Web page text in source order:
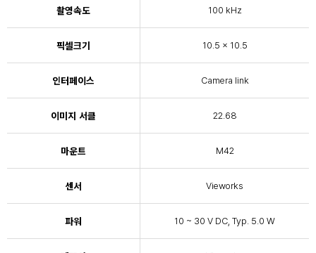
촬영속도 100 kHz
픽셀크기 10.5 x 10.5
인터페이스 Camera link
이미지 서클 22.68
마운트 M42
센서 Vieworks
파워 10 ~ 30 V DC, Typ. 5.0 W